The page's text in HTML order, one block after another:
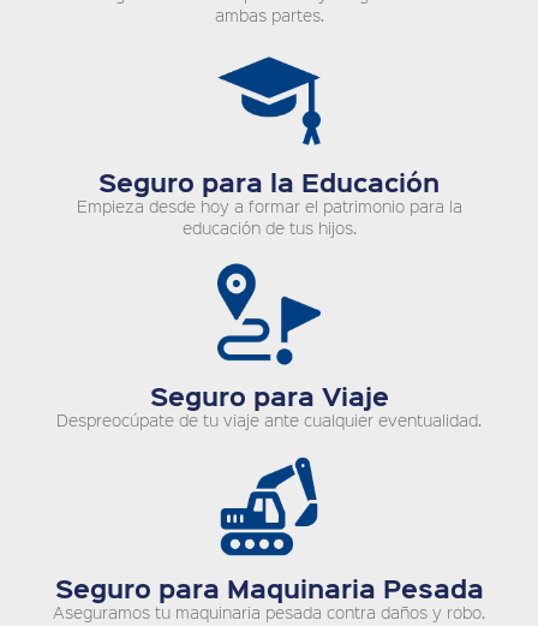
ambas partes.
Seguro para la Educación
Empieza desde hoy a formar el patrimonio para la
educación de tus hijos.
Seguro para Viaje
Despreocúpate de tu viaje ante cualquier eventualidad.
Seguro para Maquinaria Pesada
Aseguramos tu maquinaria pesada contra daños y robo.